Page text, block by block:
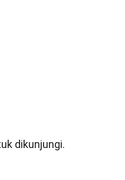
dikunjungi.